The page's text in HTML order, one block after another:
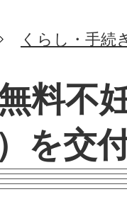
くらし・手続
料不
を交